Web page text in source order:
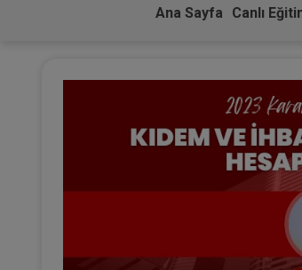
Ana Sayfa Canlı